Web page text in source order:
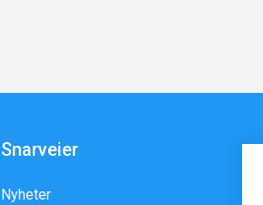
Snarveier
Nyheter